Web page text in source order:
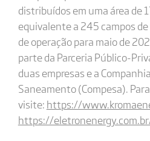
distribuídos em uma área de
equivalente a 245 campos
de operação para maio de
parte da Parceria Público-
duas empresas e a
Saneamento (Compesa).
visite: https://
https://